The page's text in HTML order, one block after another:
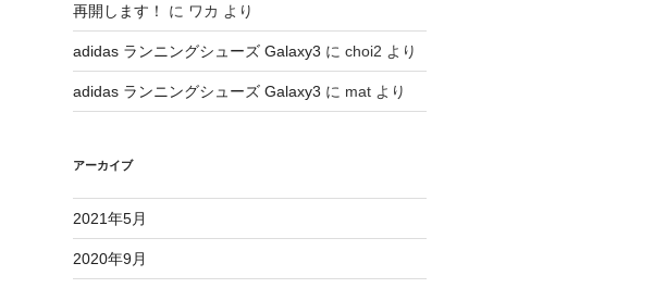
再開します！ に ワカ より
adidas ランニングシューズ Galaxy3 に choi2 より
adidas ランニングシューズ Galaxy3 に matより
アーカイブ
2021年5月
2020年9月